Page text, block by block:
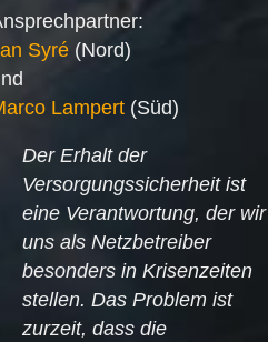
Syré(Nord)
Lampert(Süd)
Der Erhalt der
Versorgungssicherheit ist
eine Verantwortung, der wir
uns als Netzbetreiber
besonders in Krisenzeiten
stellen. Das Problem ist
zurzeit, dass die